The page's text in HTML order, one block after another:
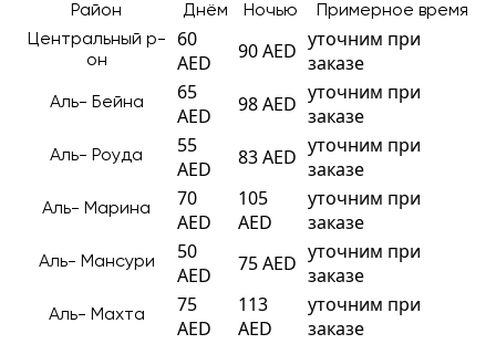
Район Днём Ночью
Примерное время
Центральный р-
он
60
AED
90 AED уточним при
заказе
Аль- Бейна
65
AED
98 AED уточним при
заказе
Аль- Роуда
55
AED
83 AED уточним при
заказе
Аль- Марина
70
AED
105
AED
уточним при
заказе
Аль- Мансури
50
AED
75 AED уточним при
заказе
Аль- Махта
75
AED
113
AED
уточним при
заказе